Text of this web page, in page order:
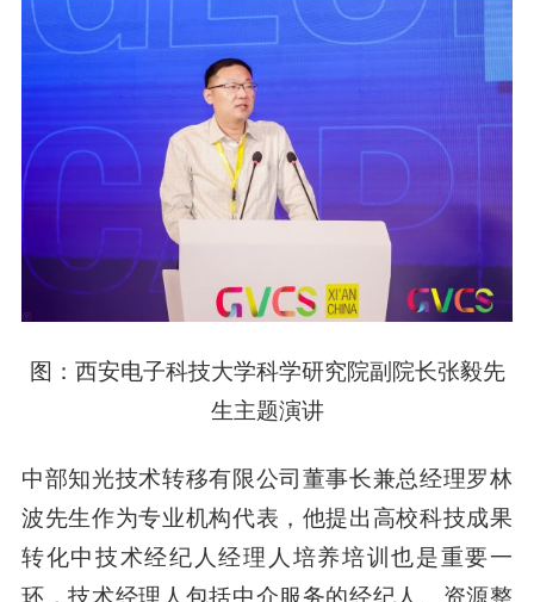
图：西安电子科技大学科学研究院副院长张毅先
生主题演讲
中部知光技术转移有限公司董事长兼总经理罗林
波先生作为专业机构代表，他提出高校科技成果
转化中技术经纪人经理人培养培训也是重要一
环，技术经理人包括中介服务的经纪人、资源整